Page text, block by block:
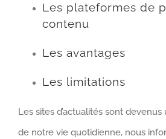
Les plateformes de
contenu
Les avantages
Les limitations
Les sites d’actualités sont
de notre vie quotidienne, nous